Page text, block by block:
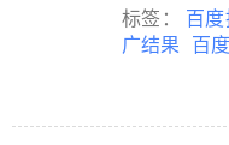
标签： 百
广结果 百